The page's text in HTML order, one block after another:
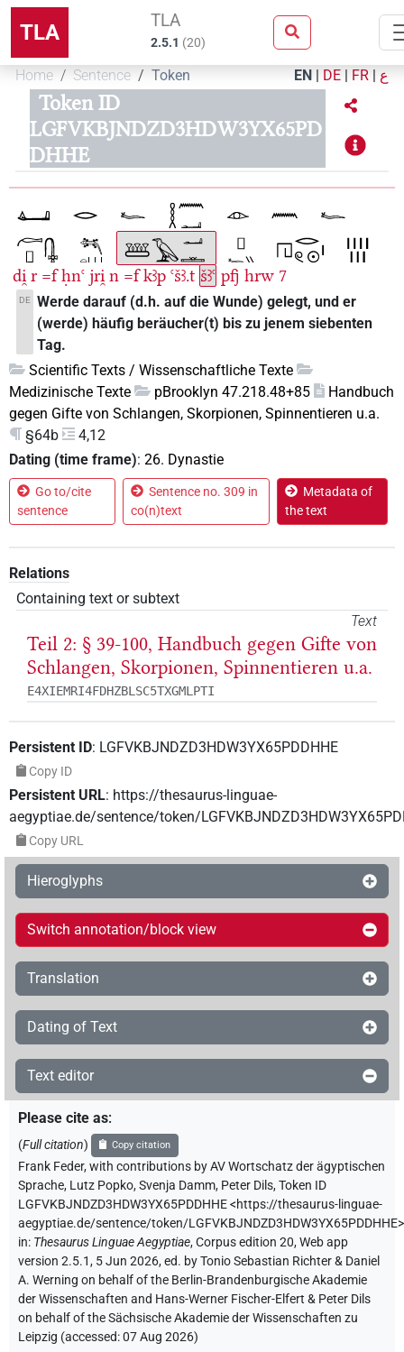
TLA TLA
2.5.1 (20)
Home Sentence Token EN | DE | FR | ع
Token ID
LGFVKBJNDZD3HDW3YX65PD
DHHE
di̯ r =f ḥnꜥ jri̯ n =f kꜣp ꜥšꜣ.t šꜣꜥ pfj hrw 7
DE Werde darauf (d.h. auf die Wunde) gelegt, und er
(werde) häufig beräucher(t) bis zu jenem siebenten
Tag.
Scientific Texts / Wissenschaftliche Texte
Medizinische Texte
pBrooklyn 47.218.48+85
Handbuch
gegen Gifte von Schlangen, Skorpionen, Spinnentieren u.a.
§64b
4,12
Dating (time frame): 26. Dynastie
Go to/cite
sentence
Sentence no. 309 in
co(n)text
Metadata of
the text
Relations
Containing text or subtext
Text
Teil 2: § 39-100, Handbuch gegen Gifte von
Schlangen, Skorpionen, Spinnentieren u.a.
E4XIEMRI4FDHZBLSC5TXGMLPTI
Persistent ID: LGFVKBJNDZD3HDW3YX65PDDHHE
Copy ID
Persistent URL: https://thesaurus-linguae-
aegyptiae.de/sentence/token/
Copy URL
Hieroglyphs
Switch annotation/block view
Translation
Dating of Text
Text editor
Please cite as:
(Full citation) Copy citation
Frank Feder,with contributions byAV Wortschatz der ägyptischen
Sprache, Lutz Popko,Svenja Damm, Peter Dils,Token ID
LGFVKBJNDZD3HDW3YX65PDDHHE<https://thesaurus-linguae-
aegyptiae.de/sentence/token/LGFVKBJNDZD3HDW3YX65PDDHHE>
in: Thesaurus Linguae Aegyptiae,Corpus edition 20, Web app
version 2.5.1, 5 Jun 2026, ed. by Tonio Sebastian Richter & Daniel
A. Werning on behalf of the Berlin-Brandenburgische Akademie
der Wissenschaften and Hans-Werner Fischer-Elfert & Peter Dils
on behalf of the Sächsische Akademie der Wissenschaften zu
Leipzig (accessed:07 Aug 2026)